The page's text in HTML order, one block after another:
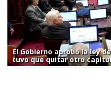
El Gobierno aprobó la ley
tuvo que quitar otro